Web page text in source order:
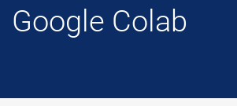
Google Colab